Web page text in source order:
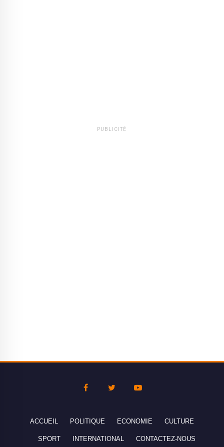
PUBLICITÉ
ACCUEIL POLITIQUE ECONOMIE CULTURE
SPORT INTERNATIONAL CONTACTEZ-NOUS